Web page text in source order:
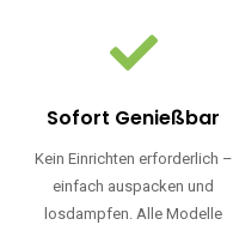
Sofort Genießbar
Kein Einrichten erforderlich –
einfach auspacken und
losdampfen. Alle Modelle